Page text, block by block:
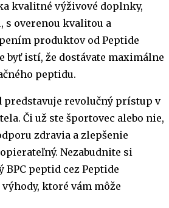
kvalitné výživové doplnky,
s overenou kvalitou a
produktov od Peptide
byť istí, že dostávate maximálne
peptidu.
predstavuje revolučný prístup v
Či už ste športovec alebo nie,
zdravia a zlepšenie
Nezabudnite si
BPC peptid cez Peptide
ktoré vám môže